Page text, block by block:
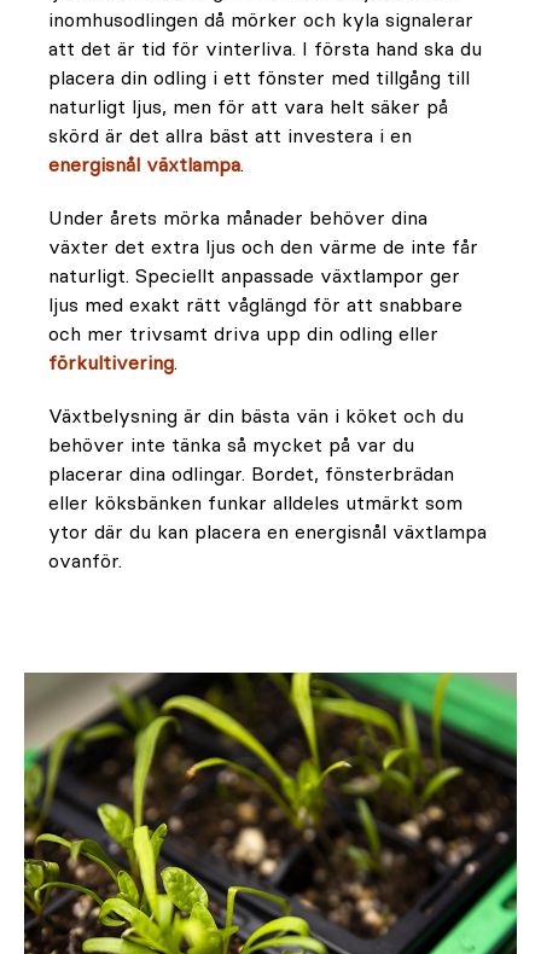
inomhusodlingen då mörker och kyla signalerar
att det är tid för vinterliva. I första hand ska du
placera din odling i ett fönster med tillgång till
naturligt ljus, men för att vara helt säker på
skörd är det allra bäst att investera i en
energisnål växtlampa.
Under årets mörka månader behöver dina
växter det extra ljus och den värme de inte får
naturligt. Speciellt anpassade växtlampor ger
ljus med exakt rätt våglängd för att snabbare
och mer trivsamt driva upp din odling eller
förkultivering.
Växtbelysning är din bästa vän i köket och du
behöver inte tänka så mycket på var du
placerar dina odlingar. Bordet, fönsterbrädan
eller köksbänken funkar alldeles utmärkt som
ytor där du kan placera en energisnål växtlampa
ovanför.